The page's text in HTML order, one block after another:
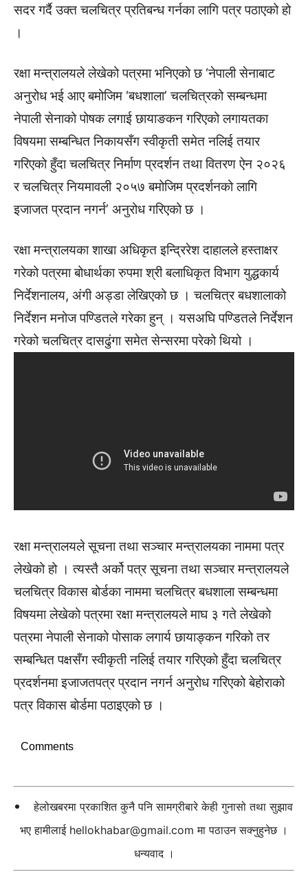
सदर गर्दै उक्त चलचित्र प्रतिबन्ध गर्नका लागि पत्र पठाएको हो
।
रक्षा मन्त्रालयले लेखेको पत्रमा भनिएको छ ‘नेपाली सेनाबाट
अनुरोध भई आए बमोजिम ‘बधशाला’ चलचित्रको सम्बन्धमा
नेपाली सेनाको पोषक लगाई छायाङकन गरिएको लगायतका
विषयमा सम्बन्धित निकायसँग स्वीकृती समेत नलिई तयार
गरिएको हुँदा चलचित्र निर्माण प्रदर्शन तथा वितरण ऐन २०२६
र चलचित्र नियमावली २०५७ बमोजिम प्रदर्शनको लागि
इजाजत प्रदान नगर्न’ अनुरोध गरिएको छ ।
रक्षा मन्त्रालयका शाखा अधिकृत इन्द्रिरेश दाहालले हस्ताक्षर
गरेको पत्रमा बोधार्थका रुपमा श्री बलाधिकृत विभाग युद्धकार्य
निर्देशनालय, अंगी अड्डा लेखिएको छ । चलचित्र बधशालाको
निर्देशन मनोज पण्डितले गरेका हुन् । यसअघि पण्डितले निर्देशन
गरेको चलचित्र दासढुंगा समेत सेन्सरमा परेको थियो ।
रक्षा मन्त्रालयले सूचना तथा सञ्चार मन्त्रालयका नाममा पत्र
लेखेको हो । त्यस्तै अर्को पत्र सूचना तथा सञ्चार मन्त्रालयले
चलचित्र विकास बोर्डका नाममा चलचित्र बधशाला सम्बन्धमा
विषयमा लेखेको पत्रमा रक्षा मन्त्रालयले माघ ३ गते लेखेको
पत्रमा नेपाली सेनाको पोसाक लगार्य छायाङ्कन गरिको तर
सम्बन्धित पक्षसँग स्वीकृती नलिई तयार गरिएको हुँदा चलचित्र
प्रदर्शनमा इजाजतपत्र प्रदान नगर्न अनुरोध गरिएको बेहोराको
पत्र विकास बोर्डमा पठाइएको छ ।
Comments
हेलोखबरमा प्रकाशित कुनै पनि सामग्रीबारे केही गुनासो तथा सुझाव
भए हामीलाई hellokhabar@gmail.com मा पठाउन सक्नुहुनेछ ।
धन्यवाद ।